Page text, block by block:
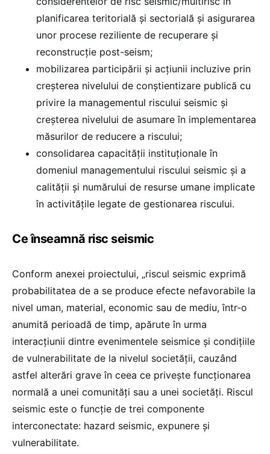
planificarea teritorială și sectorială și asigurarea
unor procese reziliente de recuperare și
reconstrucție post-seism;
mobilizarea participării și acțiunii incluzive prin
creșterea nivelului de conștientizare publică cu
privire la managementul riscului seismic și
creșterea nivelului de asumare în implementarea
măsurilor de reducere a riscului;
consolidarea capacității instituționale în
domeniul managementului riscului seismic și a
calității și numărului de resurse umane implicate
în activitățile legate de gestionarea riscului.
Ce înseamnă risc seismic
Conform anexei proiectului, „riscul seismic exprimă
probabilitatea de a se produce efecte nefavorabile la
nivel uman, material, economic sau de mediu, într-o
anumită perioadă de timp, apărute în urma
interacțiunii dintre evenimentele seismice și condițiile
de vulnerabilitate de la nivelul societății, cauzând
astfel alterări grave în ceea ce privește funcționarea
normală a unei comunități sau a unei societăți. Riscul
seismic este o funcție de trei componente
interconectate: hazard seismic, expunere și
vulnerabilitate.